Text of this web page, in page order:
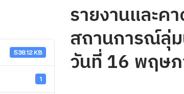
538.12 KB
1
รายงานและค
สถานการณ์ลุ่
วันที่ 16 พฤษ